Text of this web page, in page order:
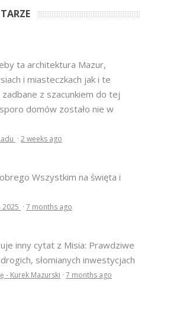
ta architektura Mazur,
i miasteczkach jak i te
z szacunkiem do tej
domów zostało nie w
· 2 weeks ago
Wszystkim na święta i
2025 · 7 months ago
inny cytat z Misia: Prawdziwe
słomianych inwestycjach
- Kurek Mazurski · 7 months ago